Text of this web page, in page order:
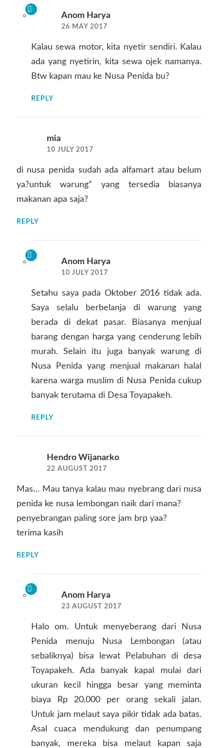
Anom Harya
26 MAY 2017
Kalau sewa motor, kita nyetir sendiri. Kalau
ada yang nyetirin, kita sewa ojek namanya.
Btw kapan mau ke Nusa Penida bu?
REPLY
mia
10 JULY 2017
di nusa penida sudah ada alfamart atau belum
ya?untuk warung” yang tersedia biasanya
makanan apa saja?
REPLY
Anom Harya
10 JULY 2017
Setahu saya pada Oktober 2016 tidak ada.
Saya selalu berbelanja di warung yang
berada di dekat pasar. Biasanya menjual
barang dengan harga yang cenderung lebih
murah. Selain itu juga banyak warung di
Nusa Penida yang menjual makanan halal
karena warga muslim di Nusa Penida cukup
banyak terutama di Desa Toyapakeh.
REPLY
Hendro Wijanarko
22 AUGUST 2017
Mas… Mau tanya kalau mau nyebrang dari nusa
penida ke nusa lembongan naik dari mana?
penyebrangan paling sore jam brp yaa?
terima kasih
REPLY
Anom Harya
23 AUGUST 2017
Halo om. Untuk menyeberang dari Nusa
Penida menuju Nusa Lembongan (atau
sebaliknya) bisa lewat Pelabuhan di desa
Toyapakeh. Ada banyak kapal mulai dari
ukuran kecil hingga besar yang meminta
biaya Rp 20.000 per orang sekali jalan.
Untuk jam melaut saya pikir tidak ada batas.
Asal cuaca mendukung dan penumpang
banyak, mereka bisa melaut kapan saja